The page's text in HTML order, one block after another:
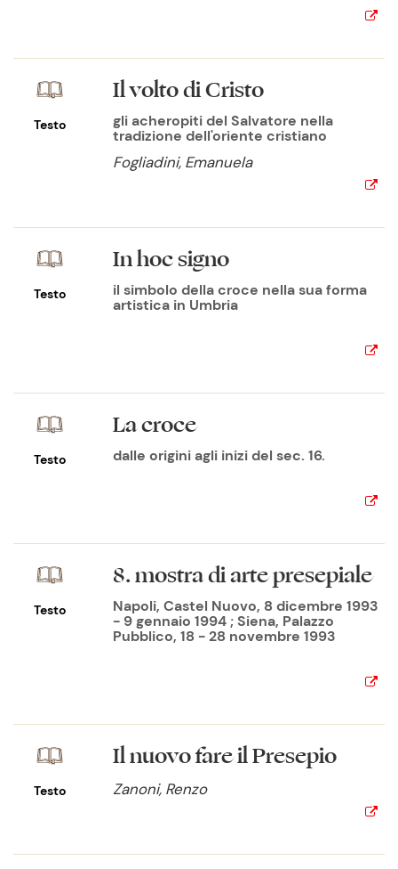
Testo
Il volto di Cristo
gli acheropiti del Salvatore nella
tradizione dell'oriente cristiano
Fogliadini, Emanuela
Testo
In hoc signo
il simbolo della croce nella sua forma
artistica in Umbria
Testo
La croce
dalle origini agli inizi del sec. 16.
Testo
8. mostra di arte presepiale
Napoli, Castel Nuovo, 8 dicembre 1993
- 9 gennaio 1994 ; Siena, Palazzo
Pubblico, 18 - 28 novembre 1993
Testo
Il nuovo fare il Presepio
Zanoni, Renzo